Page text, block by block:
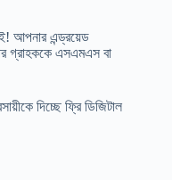
আপনার এন্ড্রয়েড
গ্রাহককে এসএমএস বা
দিচ্ছে ফ্রি ডিজিটাল